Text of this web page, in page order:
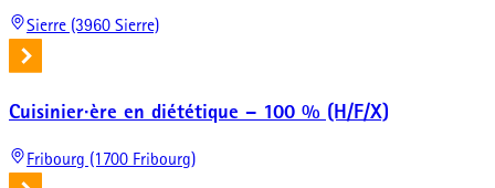
Sierre (3960 Sierre)
Cuisinier·ère en diététique – 100 % (H/F/X)
Fribourg (1700 Fribourg)